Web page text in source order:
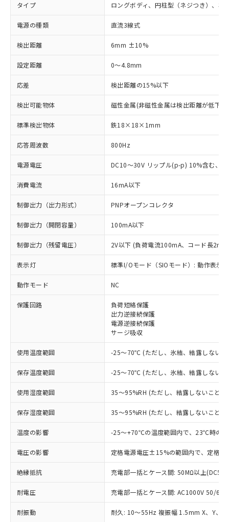
タイプ ロングボディ、円柱型（ネジつき）、非
電源の種類 直流3線式
検出距離 6mm ±10%
設定距離 0～4.8mm
応差 検出距離の15%以下
検出可能物体 磁性金属(非磁性金属は検出距離が低下し
標準検出物体 鉄18×18×1mm
応答周波数 800Hz
電源電圧 DC10～30V リップル(p-p) 10%含む、
消費電流 16mA以下
制御出力（出力形式） PNPオープンコレクタ
制御出力（開閉容量） 100mA以下
制御出力（残留電圧） 2V以下 (負荷電流100mA、コード長2m
表示灯 標準I/Oモード（SIOモード）: 動作表示
動作モード NC
保護回路
負荷短絡保護
出力逆接続保護
電源逆接続保護
サージ吸収
使用温度範囲 -25～70℃ (ただし、氷結、結露しないこ
保存温度範囲 -25～70℃ (ただし、氷結、結露しないこ
使用湿度範囲 35～95%RH (ただし、結露しないこと)
保存湿度範囲 35～95%RH (ただし、結露しないこと)
温度の影響 -25～+70℃の温度範囲内で、23℃時の
電圧の影響 定格電源電圧±15%の範囲内で、定格
絶縁抵抗 充電部一括とケース間: 50MΩ以上
耐電圧 充電部一括とケース間: AC1000V 50/
耐振動 耐久: 10～55Hz 複振幅 1.5mm X、Y、Z
ご利用条件
ご利用ください。
本サービスは、当社制御機器事業取扱
商品の当社在庫状況および標準価格
(税抜)を提供させていただくもので
当社制御機器事業取扱商品の中には、
本サービスの対象外となる商品もある
ことをご了承ください。
在庫状況および標準価格照会結果は、
記載している更新日時点での社内デー
タに基づき作成されるものであり、閲
対応済み：EU RoHS指令（10物質）の
非含有に対応した製品が提供可能な商品で
有に対応した製品に切り替える予定のある
商品です。
対応予定なし：EU RoHS指令（10物質）の
非含有に非対応の商品で、対応品を出す予
調査・確認中：EU RoHS指令（10物質）の
非含有の対応状況を調査中または確認中の
商品です。
非該当品：ライセンス料など無形物で、有
害物質有無と関係のない商品です。
仕入先様の事情により、非含有部品として
いたものが、含有品と判明した場合などや
むを得ず変更することがあります。
*EU RoHS指令（10物質）：
鉛(Pb) 1000ppm以下、 水銀(Hg) 1000ppm以下、 カド
※1 中国RoHS○×表
「○」：最大均質材料含有率が中国RoHSの
基準値以下であることを示します。
「×」：最大均質材料含有率が中国RoHSの
基準値を超えていることを示します。
「－」：未確認です。当社販売部門へお問
*中国RoHS10物質の基準値 (GB/T26572)：
当社は、これら貴社製品のうち、外国
為替および外国貿易法に定める商品
（以下｢規制貨物等」という）を輸出
または国外への提供する場合は、日本